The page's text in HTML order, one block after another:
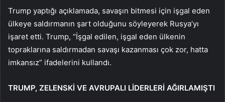
Trump yaptığı açıklamada, savaşın bitmesi için işgal eden
ülkeye saldırmanın şart olduğunu söyleyerek Rusya’yı
işaret etti. Trump, “İşgal edilen, işgal eden ülkenin
topraklarına saldırmadan savaşı kazanması çok zor, hatta
imkansız” ifadelerini kullandı.
TRUMP, ZELENSKİ VE AVRUPALI LİDERLERİ AĞIRLAMIŞTI